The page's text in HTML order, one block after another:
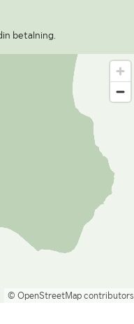
betalning.
© OpenStreetMap contributors